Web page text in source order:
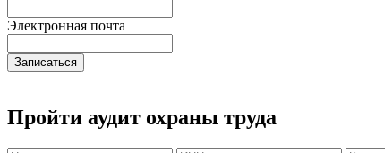
Электронная почта
Записаться
Пройти аудит охраны труда